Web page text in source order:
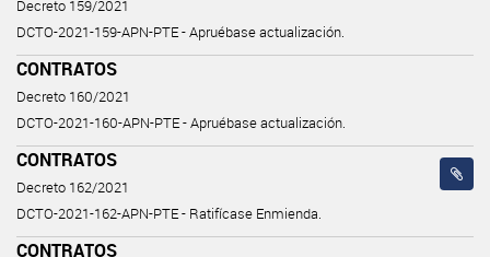
Decreto 159/2021
DCTO-2021-159-APN-PTE - Apruébase actualización.
CONTRATOS
Decreto 160/2021
DCTO-2021-160-APN-PTE - Apruébase actualización.
CONTRATOS
Decreto 162/2021
DCTO-2021-162-APN-PTE - Ratifícase Enmienda.
CONTRATOS